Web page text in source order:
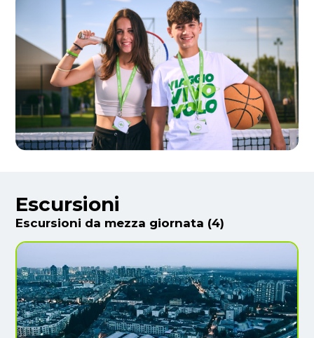
Escursioni
Escursioni da mezza giornata (4)